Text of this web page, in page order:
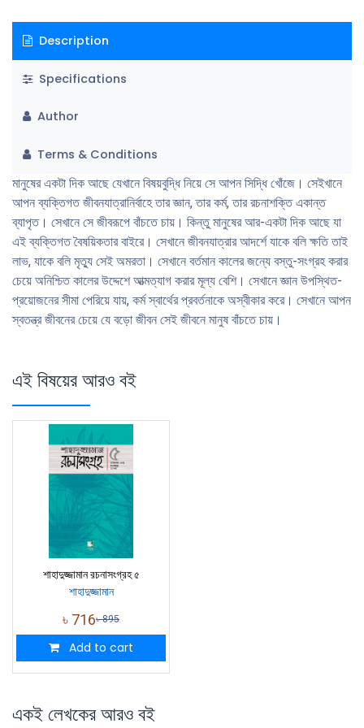
Description
Specifications
Author
Terms & Conditions
মানুষের একটা দিক আছে যেখানে বিষয়বুদ্ধি নিয়ে সে আপন সিদ্ধি খোঁজে। সেইখানে
আপন ব্যক্তিগত জীবনযাত্রানির্বাহে তার জ্ঞান, তার কর্ম, তার রচনাশক্তি একান্ত
ব্যাপৃত। সেখানে সে জীবরূপে বাঁচতে চায়। কিন্তু মানুষের আর-একটা দিক আছে যা
এই ব্যক্তিগত বৈষয়িকতার বাইরে। সেখানে জীবনযাত্রার আদর্শে যাকে বলি ক্ষতি তাই
লাভ, যাকে বলি মৃত্যু সেই অমরতা। সেখানে বর্তমান কালের জন্যে বস্তু-সংগ্রহ করার
চেয়ে অনিশ্চিত কালের উদ্দেশে আত্মত্যাগ করার মূল্য বেশি। সেখানে জ্ঞান উপস্থিত-
প্রয়োজনের সীমা পেরিয়ে যায়, কর্ম স্বার্থের প্রবর্তনাকে অস্বীকার করে। সেখানে আপন
স্বতন্ত্র জীবনের চেয়ে যে বড়ো জীবন সেই জীবনে মানুষ বাঁচতে চায়।
এই বিষয়ের আরও বই
শাহাদুজ্জামান রচনাসংগ্রহ ৫
শাহাদুজ্জামান
৳ 716৳895
Add to cart
একই লেখকের আরও বই